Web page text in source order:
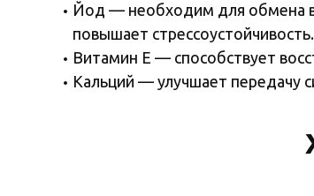
Йод — необходим для обмена
повышает стрессоустойчивость.
Витамин E — способствует
Кальций — улучшает передачу